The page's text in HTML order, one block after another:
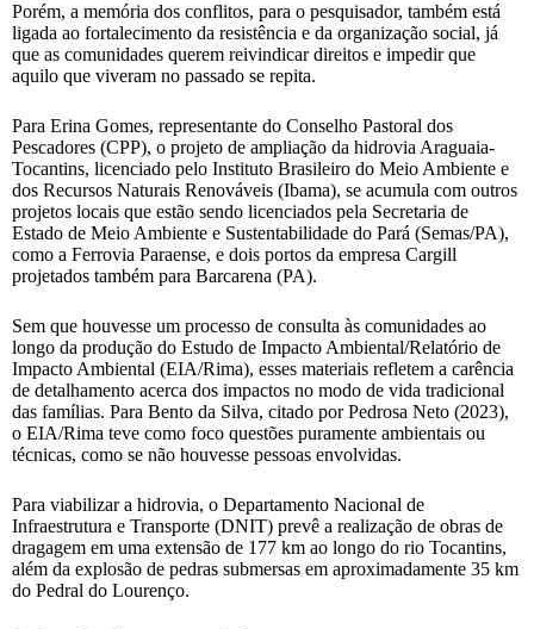
Porém, a memória dos conflitos, para o pesquisador, também está
ligada ao fortalecimento da resistência e da organização social, já
que as comunidades querem reivindicar direitos e impedir que
aquilo que viveram no passado se repita.
Para Erina Gomes, representante do Conselho Pastoral dos
Pescadores (CPP), o projeto de ampliação da hidrovia Araguaia-
Tocantins, licenciado pelo Instituto Brasileiro do Meio Ambiente e
dos Recursos Naturais Renováveis (Ibama), se acumula com outros
projetos locais que estão sendo licenciados pela Secretaria de
Estado de Meio Ambiente e Sustentabilidade do Pará (Semas/PA),
como a Ferrovia Paraense, e dois portos da empresa Cargill
projetados também para Barcarena (PA).
Sem que houvesse um processo de consulta às comunidades ao
longo da produção do Estudo de Impacto Ambiental/Relatório de
Impacto Ambiental (EIA/Rima), esses materiais refletem a carência
de detalhamento acerca dos impactos no modo de vida tradicional
das famílias. Para Bento da Silva, citado por Pedrosa Neto (2023),
o EIA/Rima teve como foco questões puramente ambientais ou
técnicas, como se não houvesse pessoas envolvidas.
Para viabilizar a hidrovia, o Departamento Nacional de
Infraestrutura e Transporte (DNIT) prevê a realização de obras de
dragagem em uma extensão de 177 km ao longo do rio Tocantins,
além da explosão de pedras submersas em aproximadamente 35 km
do Pedral do Lourenço.